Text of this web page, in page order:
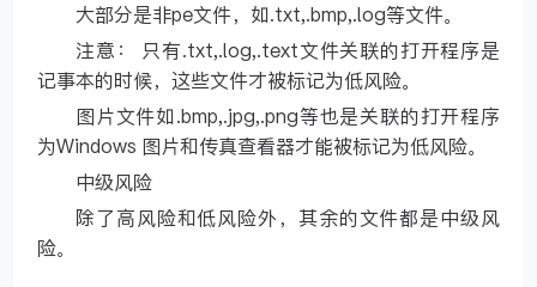
大部分是非pe文件，如.txt,.bmp,.log等文件。
注意： 只有.txt,.log,.text文件关联的打开程序是
记事本的时候，这些文件才被标记为低风险。
图片文件如.bmp,.jpg,.png等也是关联的打开程序
为Windows 图片和传真查看器才能被标记为低风险。
中级风险
除了高风险和低风险外，其余的文件都是中级风
险。